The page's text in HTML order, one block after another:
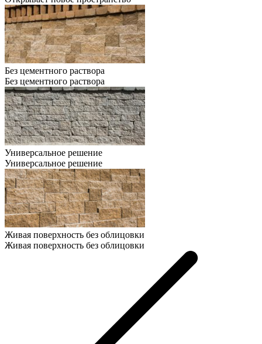
Без цементного раствора
Без цементного раствора
Универсальное решение
Универсальное решение
Живая поверхность без облицовки
Живая поверхность без облицовки